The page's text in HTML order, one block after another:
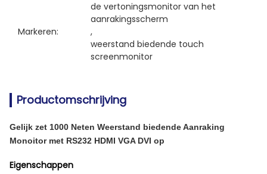
Markeren:
de vertoningsmonitor van het
aanrakingsscherm
,
weerstand biedende touch
screenmonitor
Productomschrijving
Gelijk zet 1000 Neten Weerstand biedende Aanraking
Monoitor met RS232 HDMI VGA DVI op
Eigenschappen